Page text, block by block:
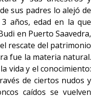
sus padres lo alejó de
años, edad en la que
en Puerto Saavedra,
rescate del patrimonio
fue la materia natural.
vida y el conocimiento:
de ciertos nudos y
caídos se vuelven